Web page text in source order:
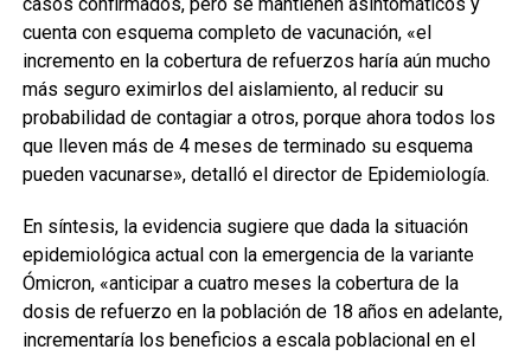
cuenta con esquema completo de vacunación, «el
incremento en la cobertura de refuerzos haría aún mucho
más seguro eximirlos del aislamiento, al reducir su
probabilidad de contagiar a otros, porque ahora todos los
que lleven más de 4 meses de terminado su esquema
pueden vacunarse», detalló el director de Epidemiología.
En síntesis, la evidencia sugiere que dada la situación
epidemiológica actual con la emergencia de la variante
Ómicron, «anticipar a cuatro meses la cobertura de la
dosis de refuerzo en la población de 18 años en adelante,
incrementaría los beneficios a escala poblacional en el